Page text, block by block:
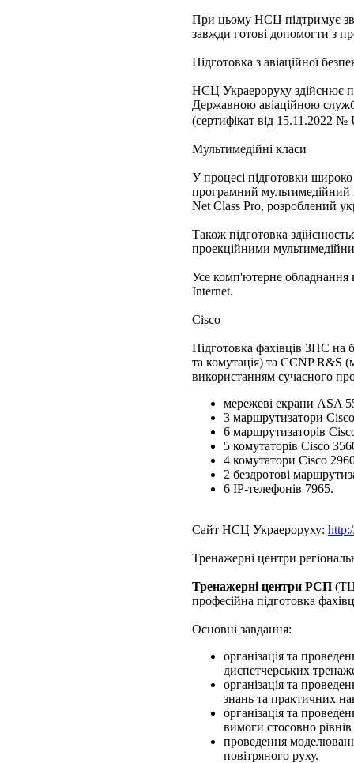
При цьому НСЦ підтримує
завжди готові допомогти з
Підготовка з авіаційної
НСЦ Украероруху здійснює
Державною авіаційною
(сертифікат від 15.11.2022
Мультимедійні класи
У процесі підготовки
програмний
Net Class Pro, розроблений
Також підготовка
проекційними
Усе комп'ютерне обладнання
Internet.
Cisco
Підготовка фахівців ЗНС на
та комутація) та CCNP R&S
використанням сучасного
мережеві екрани ASA
3 маршрутизатори
6 маршрутизаторів
5 комутаторів Cisco
4 комутатори Cisco
2 бездротові
6 ІР-телефонів 7965.
Сайт НСЦ Украероруху:
Тренажерні центри
Тренажерні центри РСП (ТЦ
професійна підготовка
Основні завдання:
організація та
диспетчерських
організація та
знань та практичних
організація та
вимоги стосовно
проведення
повітряного руху.